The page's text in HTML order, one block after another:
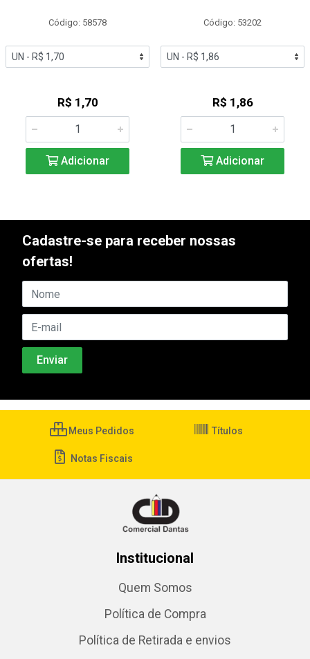
Código: 58578
R$ 1,70
Adicionar
Código: 53202
R$ 1,86
Adicionar
Cadastre-se para receber nossas
ofertas!
Meus Pedidos Títulos
Notas Fiscais
Institucional
Quem Somos
Política de Compra
Política de Retirada e envios